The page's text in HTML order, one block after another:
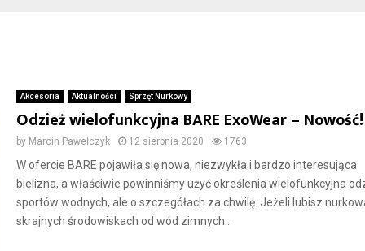
Akcesoria Aktualności Sprzęt Nurkowy
Odzież wielofunkcyjna BARE ExoWear – Nowość!
by Marcin Pawełczyk 12 sierpnia 2020 1763
W ofercie BARE pojawiła się nowa, niezwykła i bardzo interesująca
bielizna, a właściwie powinniśmy użyć określenia wielofunkcyjna
sportów wodnych, ale o szczegółach za chwilę. Jeżeli lubisz
skrajnych środowiskach od wód zimnych...